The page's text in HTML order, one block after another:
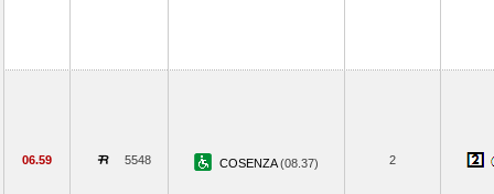
06.59 5548 COSENZA(08.37) 2